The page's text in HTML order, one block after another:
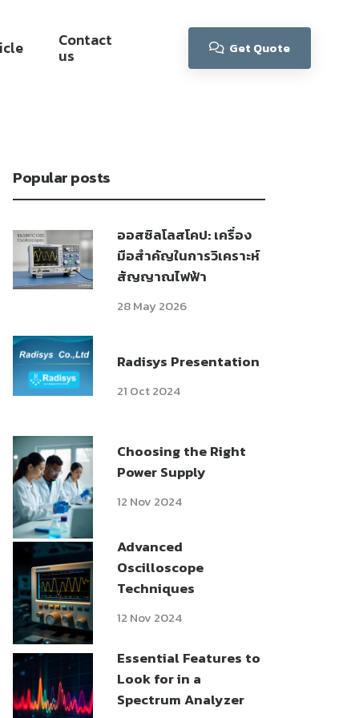
Contact
us Get Quote
Popular posts
ออสซิลโลสโคป: เครื่อง
มือสำคัญในการวิเคราะห์
สัญญาณไฟฟ้า
28 May 2026
Radisys Presentation
21 Oct 2024
Choosing the Right
Power Supply
12 Nov 2024
Advanced
Oscilloscope
Techniques
12 Nov 2024
Essential Features to
Look for in a
Spectrum Analyzer